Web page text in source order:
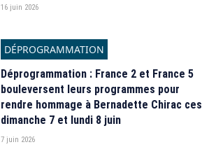
16 juin 2026
DÉPROGRAMMATION
Déprogrammation : France 2 et France 5
bouleversent leurs programmes pour
rendre hommage à Bernadette Chirac ces
dimanche 7 et lundi 8 juin
7 juin 2026